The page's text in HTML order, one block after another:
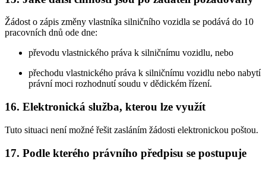
Žádost o zápis změny vlastníka silničního vozidla se podává do 10
pracovních dnů ode dne:
převodu vlastnického práva k silničnímu vozidlu, nebo
přechodu vlastnického práva k silničnímu vozidlu nebo nabytí
právní moci rozhodnutí soudu v dědickém řízení.
16. Elektronická služba, kterou lze využít
Tuto situaci není možné řešit zasláním žádosti elektronickou poštou.
17. Podle kterého právního předpisu se postupuje